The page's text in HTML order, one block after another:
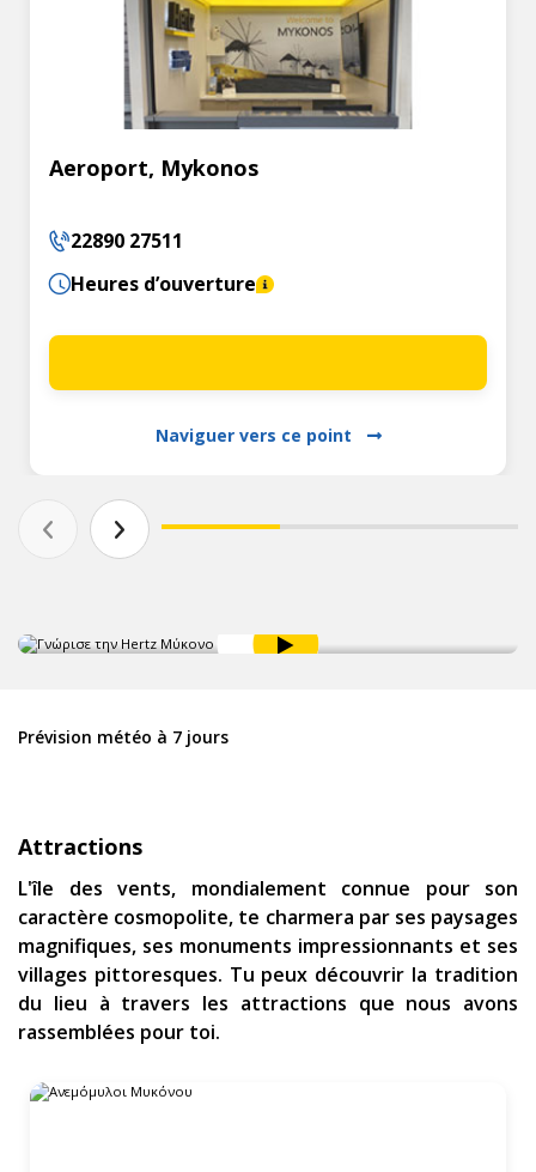
Aeroport, Mykonos
22890 27511
Heures d’ouverture
Naviguer vers ce point
Prévision météo à 7 jours
Attractions
L'île des vents, mondialement connue pour son
caractère cosmopolite, te charmera par ses paysages
magnifiques, ses monuments impressionnants et ses
villages pittoresques. Tu peux découvrir la tradition
du lieu à travers les attractions que nous avons
rassemblées pour toi.